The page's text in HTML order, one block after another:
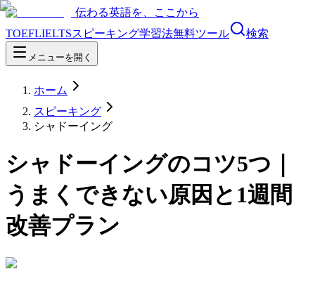
伝わる英語を、ここから
TOEFLIELTSスピーキング学習法無料ツール 検索
メニューを開く
ホーム
スピーキング
シャドーイング
シャドーイングのコツ5つ｜
うまくできない原因と1週間
改善プラン